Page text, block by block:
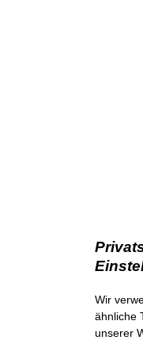
Wir
ähnliche
unserer